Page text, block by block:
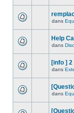
dans
Help
dans
[info ]
dans
dans